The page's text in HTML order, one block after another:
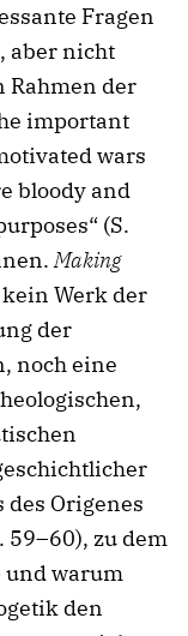
Fragen
aber nicht
Rahmen der
important
wars
bloody and
(S.
Making
Werk der
der
noch eine
Origenes
59–60), zu dem
und warum
den